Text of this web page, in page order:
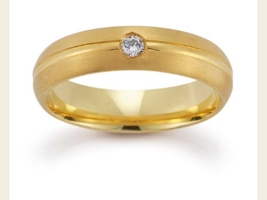
GERSTNER TRAURINGE